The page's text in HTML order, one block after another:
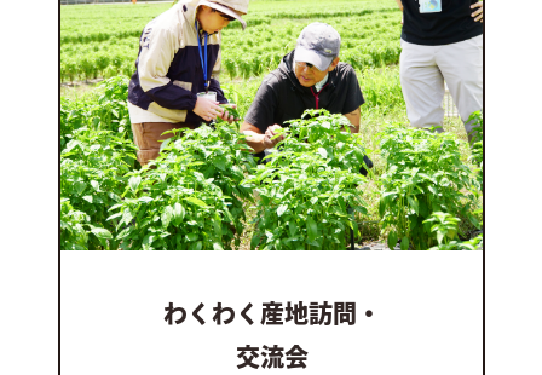
わくわく産地訪問・
交流会